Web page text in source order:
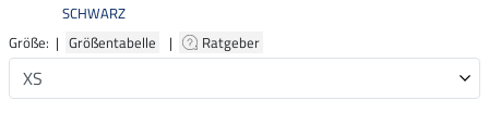
SCHWARZ
Größe: | Größentabelle | Ratgeber